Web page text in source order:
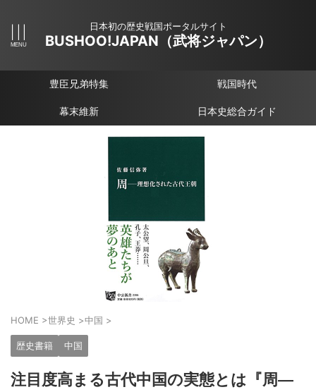
日本初の歴史戦国ポータルサイト
BUSHOO!JAPAN（武将ジャパン）
豊臣兄弟特集 戦国時代
幕末維新 日本史総合ガイド
HOME >世界史 >中国 >
歴史書籍 中国
注目度高まる古代中国の実態とは『周―